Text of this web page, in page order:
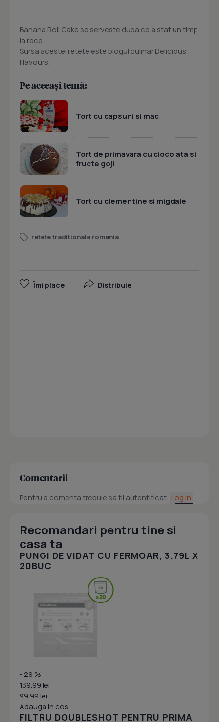
Banana Roll Cake se serveste dupa ce a stat un timp
la rece.
Sursa acestei retete este blogul culinar Delicious
Flavours.
Pe aceeași temă:
Tort cu capsuni si mac
Tort de primavara cu ciocolata si
fructe goji
Tort cu clementine si migdale
retete traditionale romania
Îmi place Distribuie
Comentarii
Pentru a comenta trebuie sa fii autentificat. Log in
Recomandari pentru tine si
casa ta
PUNGI DE VIDAT CU FERMOAR, 3.79L X
20BUC
- 29 %
139.99 lei
99.99 lei
Adauga in cos
FILTRU DOUBLESHOT PENTRU PRIMA